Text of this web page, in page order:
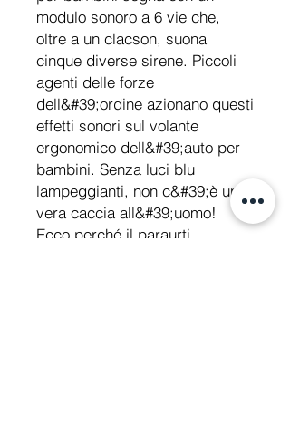
modulo sonoro a 6 vie che,
oltre a un clacson, suona
cinque diverse sirene. Piccoli
agenti delle forze
dell&#39;ordine azionano questi
effetti sonori sul volante
ergonomico dell&#39;auto per
bambini. Senza luci blu
lampeggianti, non c&#39;è una
vera caccia all&#39;uomo!
Ecco perché il paraurti